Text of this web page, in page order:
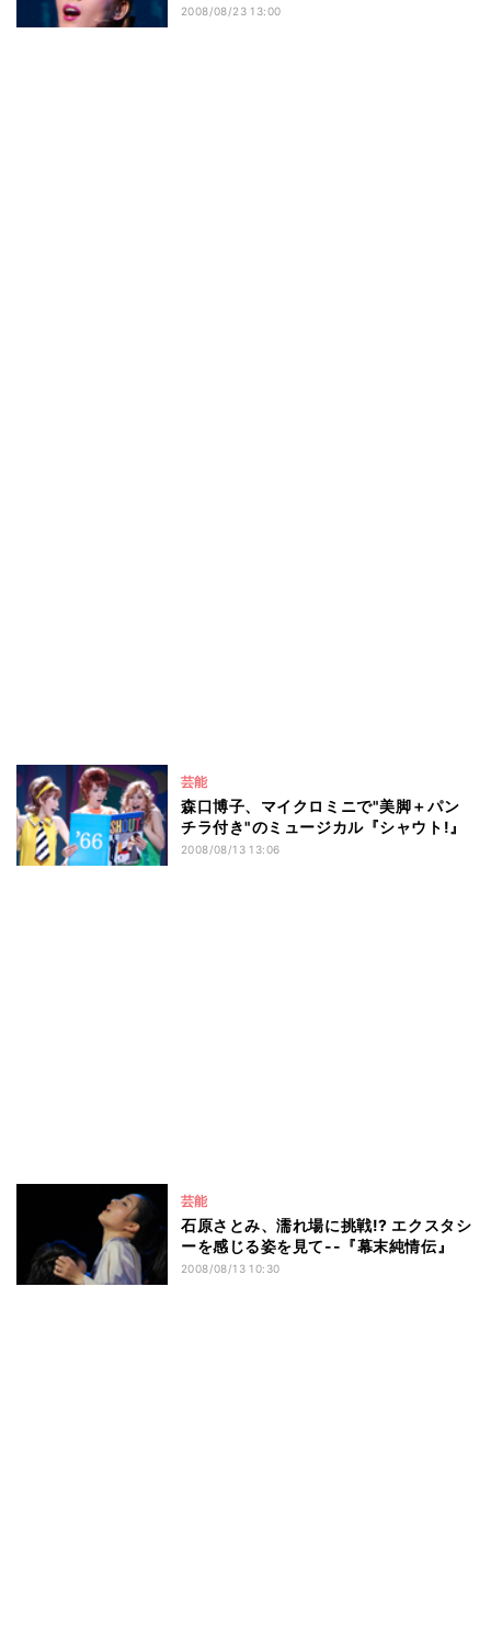
2008/08/23 13:00
芸能
森口博子、マイクロミニで"美脚＋パン
チラ付き"のミュージカル『シャウト!』
2008/08/13 13:06
芸能
石原さとみ、濡れ場に挑戦!? エクスタシ
ーを感じる姿を見て--『幕末純情伝』
2008/08/13 10:30